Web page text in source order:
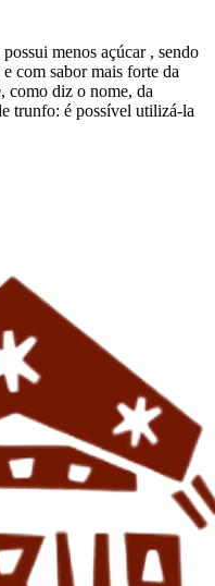
menos açúcar , sendo
com sabor mais forte da
como diz o nome, da
trunfo: é possível utilizá-la